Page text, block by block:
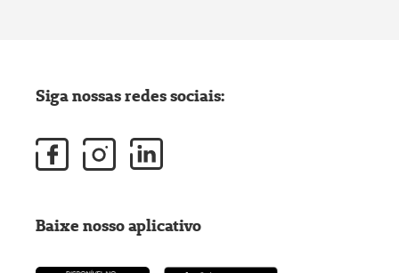
Siga nossas redes sociais:
Baixe nosso aplicativo